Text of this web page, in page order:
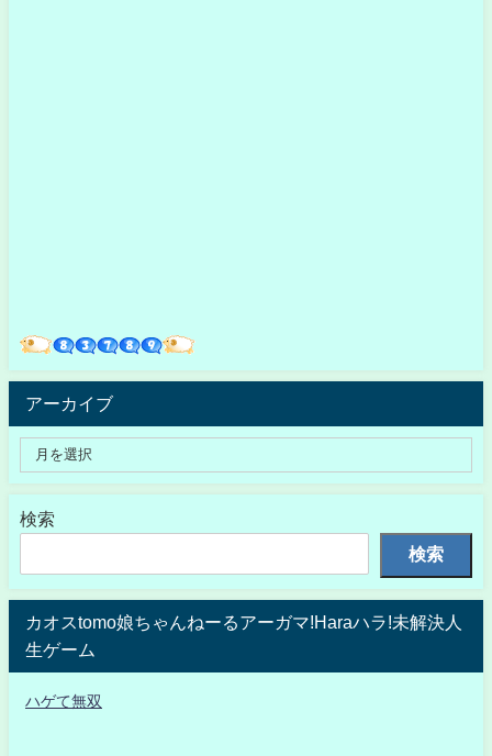
アーカイブ
検索
検索
カオスtomo娘ちゃんねーるアーガマ!Haraハラ!未解決人
生ゲーム
ハゲて無双